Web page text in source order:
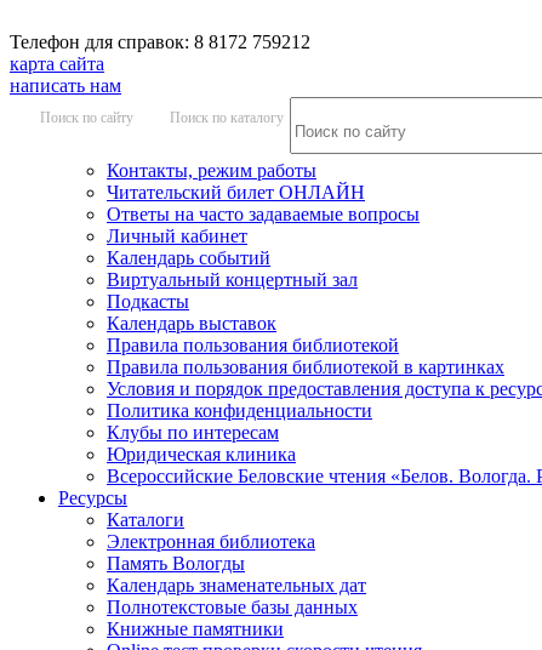
Телефон для справок: 8 8172 759212
карта сайта
написать нам
Поиск по сайту Поиск по каталогу
Контакты, режим работы
Читательский билет ОНЛАЙН
Ответы на часто задаваемые вопросы
Личный кабинет
Календарь событий
Виртуальный концертный зал
Подкасты
Календарь выставок
Правила пользования библиотекой
Правила пользования библиотекой в картинках
Условия и порядок предоставления доступа к
Политика конфиденциальности
Клубы по интересам
Юридическая клиника
Всероссийские Беловские чтения «Белов. Вологда.
Ресурсы
Каталоги
Электронная библиотека
Память Вологды
Календарь знаменательных дат
Полнотекстовые базы данных
Книжные памятники